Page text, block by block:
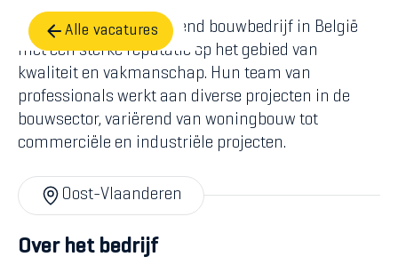
Alle vacatures
Ze zijn een toonaangevend bouwbedrijf in België
met een sterke reputatie op het gebied van
kwaliteit en vakmanschap. Hun team van
professionals werkt aan diverse projecten in de
bouwsector, variërend van woningbouw tot
commerciële en industriële projecten.
Oost-Vlaanderen
Over het bedrijf